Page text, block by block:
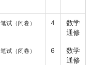
笔试（闭卷） 4
数学
通修
笔试（闭卷） 6
数学
通修